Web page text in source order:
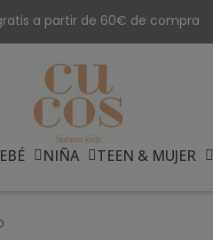
a partir de 60€ de compra
NIÑA TEEN & MUJER